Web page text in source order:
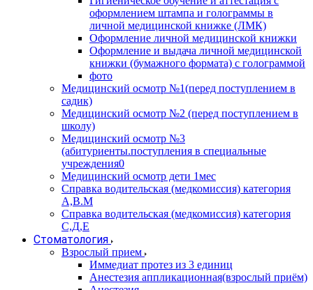
оформлением штампа и голограммы в
личной медицинской книжке (ЛМК)
Оформление личной медицинской книжки
Оформление и выдача личной медицинской
книжки (бумажного формата) с голограммой
фото
Медицинский осмотр №1(перед поступлением в
садик)
Медицинский осмотр №2 (перед поступлением в
школу)
Медицинский осмотр №3
(абитуриенты.поступления в специальные
учреждения0
Медицинский осмотр дети 1мес
Справка водительская (медкомиссия) категория
А,В.М
Справка водительская (медкомиссия) категория
С,Д,Е
Стоматология
Взрослый прием
Иммедиат протез из 3 единиц
Анестезия аппликационная(взрослый приём)